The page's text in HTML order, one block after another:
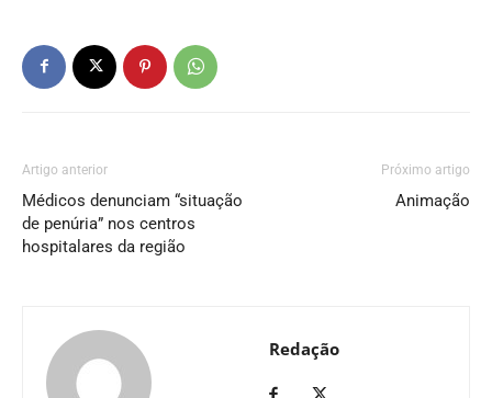
Artigo anterior
Médicos denunciam “situação
de penúria” nos centros
hospitalares da região
Próximo artigo
Animação
Redação